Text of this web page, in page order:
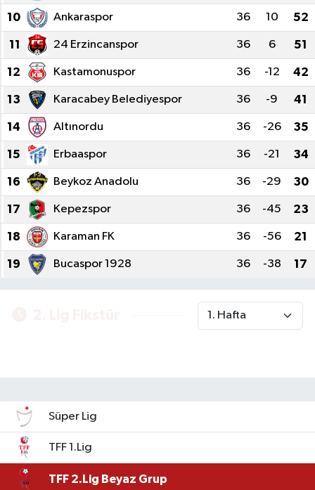
10 Ankaraspor 36 10 52
11 24 Erzincanspor 36 6 51
12 Kastamonuspor 36 -12 42
13 Karacabey Belediyespor 36 -9 41
14 Altınordu 36 -26 35
15 Erbaaspor 36 -21 34
16 Beykoz Anadolu 36 -29 30
17 Kepezspor 36 -45 23
18 Karaman FK 36 -56 21
19 Bucaspor 1928 36 -38 17
Süper Lig
TFF 1.Lig
TFF 2.Lig Beyaz Grup